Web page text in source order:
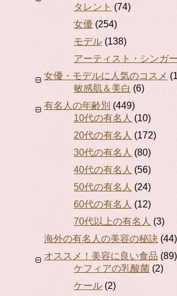
タレント (74)
女優 (254)
モデル (138)
アーティスト・シンガー
女優・モデルに人気のコスメ
敏感肌＆美白 (6)
有名人の年齢別 (449)
10代の有名人 (10)
20代の有名人 (172)
30代の有名人 (80)
40代の有名人 (56)
50代の有名人 (24)
60代の有名人 (12)
70代以上の有名人 (3)
海外の有名人の美容の秘訣 (44)
オススメ！美容に良い食品 (89)
ケフィアの乳酸菌 (2)
ケール (2)